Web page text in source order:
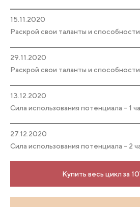
15.11.2020
Раскрой свои таланты и способности
29.11.2020
Раскрой свои таланты и
13.12.2020
Сила использования потенциала - 1
27.12.2020
Сила использования потенциала - 2
Купить весь цикл за